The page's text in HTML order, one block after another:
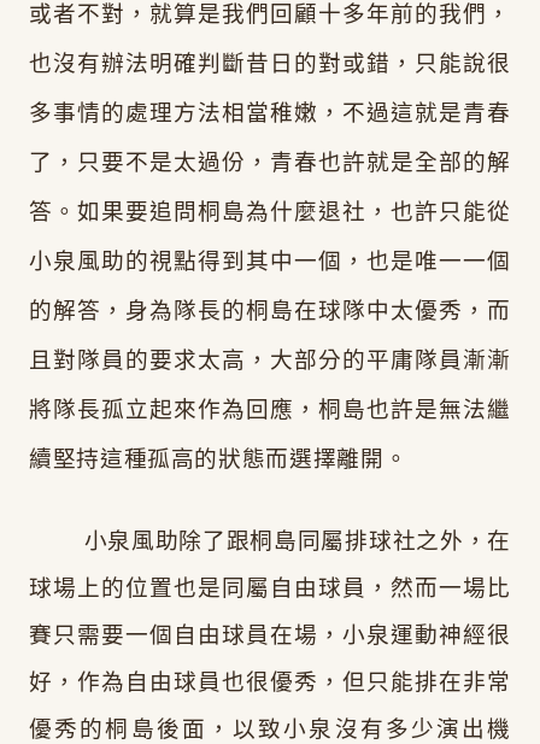
或者不對，就算是我們回顧十多年前的我們，
也沒有辦法明確判斷昔日的對或錯，只能說很
多事情的處理方法相當稚嫩，不過這就是青春
了，只要不是太過份，青春也許就是全部的解
答。如果要追問桐島為什麼退社，也許只能從
小泉風助的視點得到其中一個，也是唯一一個
的解答，身為隊長的桐島在球隊中太優秀，而
且對隊員的要求太高，大部分的平庸隊員漸漸
將隊長孤立起來作為回應，桐島也許是無法繼
續堅持這種孤高的狀態而選擇離開。
小泉風助除了跟桐島同屬排球社之外，在
球場上的位置也是同屬自由球員，然而一場比
賽只需要一個自由球員在場，小泉運動神經很
好，作為自由球員也很優秀，但只能排在非常
優秀的桐島後面 ，以致小泉沒有多少演出機